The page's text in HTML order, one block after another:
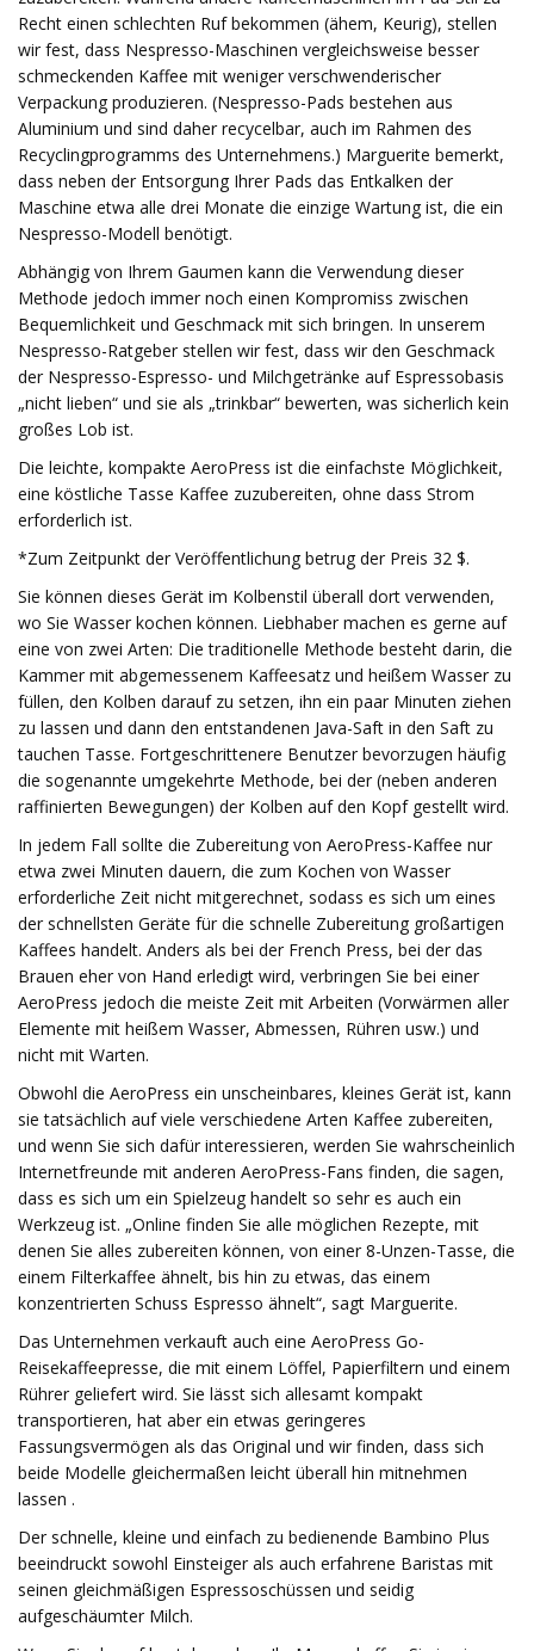
Recht einen schlechten Ruf bekommen (ähem, Keurig), stellen
wir fest, dass Nespresso-Maschinen vergleichsweise besser
schmeckenden Kaffee mit weniger verschwenderischer
Verpackung produzieren. (Nespresso-Pads bestehen aus
Aluminium und sind daher recycelbar, auch im Rahmen des
Recyclingprogramms des Unternehmens.) Marguerite bemerkt,
dass neben der Entsorgung Ihrer Pads das Entkalken der
Maschine etwa alle drei Monate die einzige Wartung ist, die ein
Nespresso-Modell benötigt.
Abhängig von Ihrem Gaumen kann die Verwendung dieser
Methode jedoch immer noch einen Kompromiss zwischen
Bequemlichkeit und Geschmack mit sich bringen. In unserem
Nespresso-Ratgeber stellen wir fest, dass wir den Geschmack
der Nespresso-Espresso- und Milchgetränke auf Espressobasis
„nicht lieben“ und sie als „trinkbar“ bewerten, was sicherlich kein
großes Lob ist.
Die leichte, kompakte AeroPress ist die einfachste Möglichkeit,
eine köstliche Tasse Kaffee zuzubereiten, ohne dass Strom
erforderlich ist.
*Zum Zeitpunkt der Veröffentlichung betrug der Preis 32 $.
Sie können dieses Gerät im Kolbenstil überall dort verwenden,
wo Sie Wasser kochen können. Liebhaber machen es gerne auf
eine von zwei Arten: Die traditionelle Methode besteht darin, die
Kammer mit abgemessenem Kaffeesatz und heißem Wasser zu
füllen, den Kolben darauf zu setzen, ihn ein paar Minuten ziehen
zu lassen und dann den entstandenen Java-Saft in den Saft zu
tauchen Tasse. Fortgeschrittenere Benutzer bevorzugen häufig
die sogenannte umgekehrte Methode, bei der (neben anderen
raffinierten Bewegungen) der Kolben auf den Kopf gestellt wird.
In jedem Fall sollte die Zubereitung von AeroPress-Kaffee nur
etwa zwei Minuten dauern, die zum Kochen von Wasser
erforderliche Zeit nicht mitgerechnet, sodass es sich um eines
der schnellsten Geräte für die schnelle Zubereitung großartigen
Kaffees handelt. Anders als bei der French Press, bei der das
Brauen eher von Hand erledigt wird, verbringen Sie bei einer
AeroPress jedoch die meiste Zeit mit Arbeiten (Vorwärmen aller
Elemente mit heißem Wasser, Abmessen, Rühren usw.) und
nicht mit Warten.
Obwohl die AeroPress ein unscheinbares, kleines Gerät ist, kann
sie tatsächlich auf viele verschiedene Arten Kaffee zubereiten,
und wenn Sie sich dafür interessieren, werden Sie wahrscheinlich
Internetfreunde mit anderen AeroPress-Fans finden, die sagen,
dass es sich um ein Spielzeug handelt so sehr es auch ein
Werkzeug ist. „Online finden Sie alle möglichen Rezepte, mit
denen Sie alles zubereiten können, von einer 8-Unzen-Tasse, die
einem Filterkaffee ähnelt, bis hin zu etwas, das einem
konzentrierten Schuss Espresso ähnelt“, sagt Marguerite.
Das Unternehmen verkauft auch eine AeroPress Go-
Reisekaffeepresse, die mit einem Löffel, Papierfiltern und einem
Rührer geliefert wird. Sie lässt sich allesamt kompakt
transportieren, hat aber ein etwas geringeres
Fassungsvermögen als das Original und wir finden, dass sich
beide Modelle gleichermaßen leicht überall hin mitnehmen
lassen .
Der schnelle, kleine und einfach zu bedienende Bambino Plus
beeindruckt sowohl Einsteiger als auch erfahrene Baristas mit
seinen gleichmäßigen Espressoschüssen und seidig
aufgeschäumter Milch.